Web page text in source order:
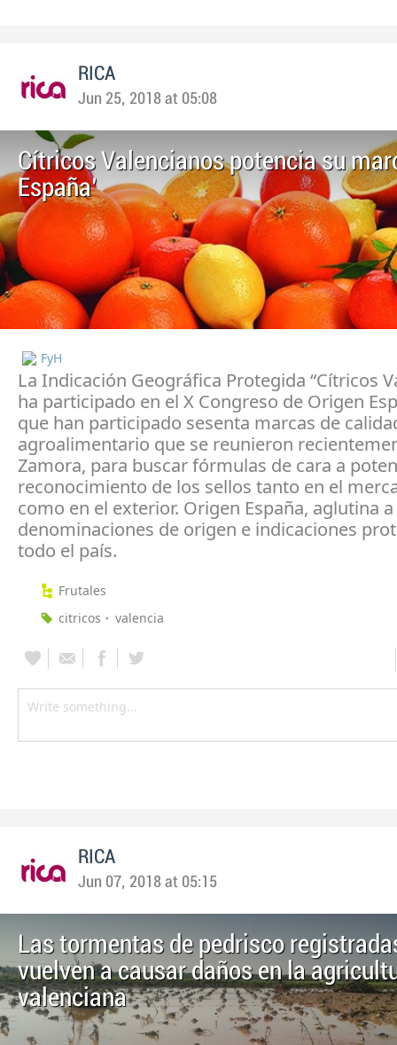
RICA
Jun 25, 2018 at 05:08
Cítricos Valencianos potencia su
España'
FyH
La Indicación Geográfica Protegida “Cítricos
ha participado en el X Congreso de Origen
que han participado sesenta marcas de
agroalimentario que se reunieron
Zamora, para buscar fórmulas de cara a
reconocimiento de los sellos tanto en el
como en el exterior. Origen España, aglutina a
denominaciones de origen e indicaciones
todo el país.
Frutales
citricos
valencia
RICA
Jun 07, 2018 at 05:15
Las tormentas de pedrisco
vuelven a causar daños en la
valenciana